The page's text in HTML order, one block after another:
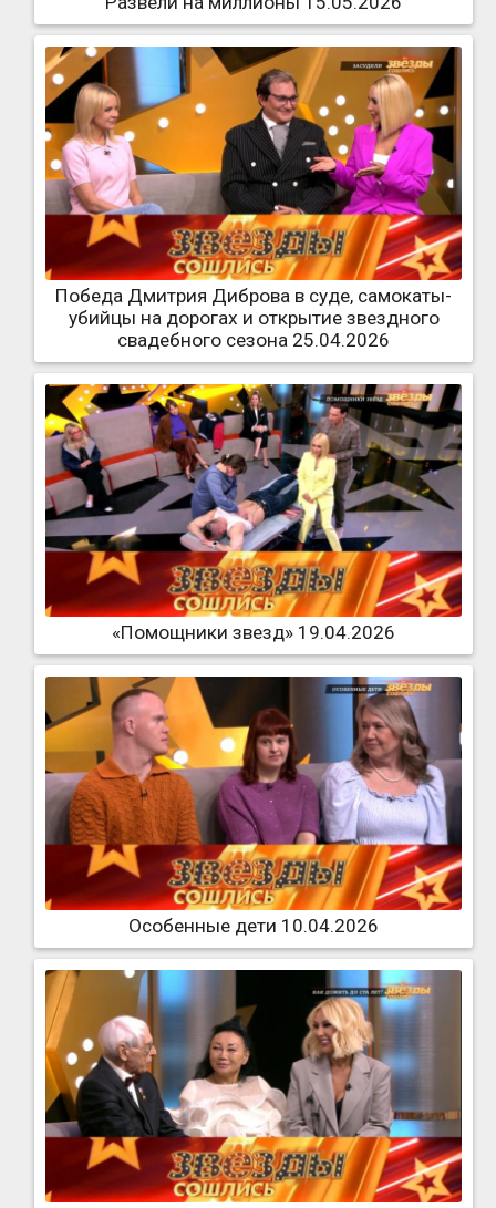
Победа Дмитрия Диброва в суде, самокаты-
убийцы на дорогах и открытие звездного
свадебного сезона 25.04.2026
«Помощники звезд» 19.04.2026
Особенные дети 10.04.2026